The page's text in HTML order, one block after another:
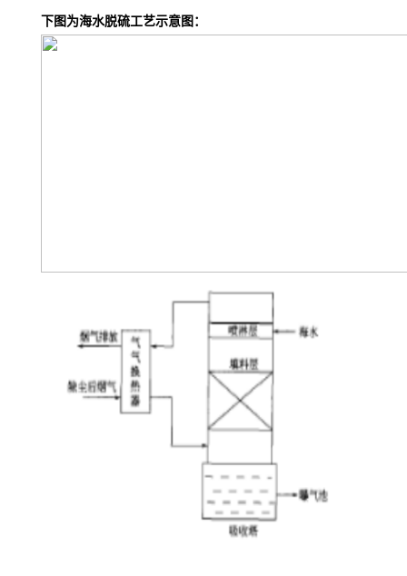
下图为海水脱硫工艺示意图：